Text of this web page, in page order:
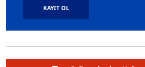
KAYIT OL